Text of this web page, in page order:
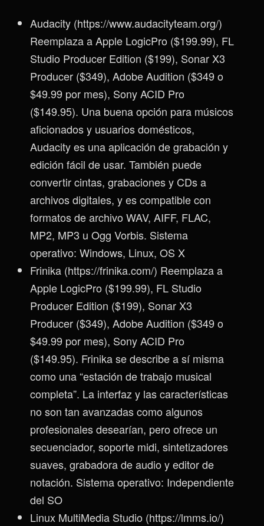
Audacity (https://www.audacityteam.org/)
Reemplaza a Apple LogicPro ($199.99), FL
Studio Producer Edition ($199), Sonar X3
Producer ($349), Adobe Audition ($349 o
$49.99 por mes), Sony ACID Pro
($149.95). Una buena opción para músicos
aficionados y usuarios domésticos,
Audacity es una aplicación de grabación y
edición fácil de usar. También puede
convertir cintas, grabaciones y CDs a
archivos digitales, y es compatible con
formatos de archivo WAV, AIFF, FLAC,
MP2, MP3 u Ogg Vorbis. Sistema
operativo: Windows, Linux, OS X
Frinika (https://frinika.com/) Reemplaza a
Apple LogicPro ($199.99), FL Studio
Producer Edition ($199), Sonar X3
Producer ($349), Adobe Audition ($349 o
$49.99 por mes), Sony ACID Pro
($149.95). Frinika se describe a sí misma
como una “estación de trabajo musical
completa”. La interfaz y las características
no son tan avanzadas como algunos
profesionales desearían, pero ofrece un
secuenciador, soporte midi, sintetizadores
suaves, grabadora de audio y editor de
notación. Sistema operativo: Independiente
del SO
Linux MultiMedia Studio (https://lmms.io/)